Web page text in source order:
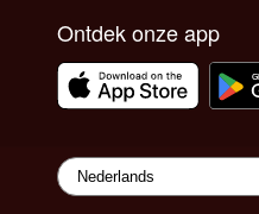
Ontdek onze app